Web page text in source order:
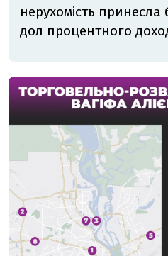
нерухомість принесла
дол процентного